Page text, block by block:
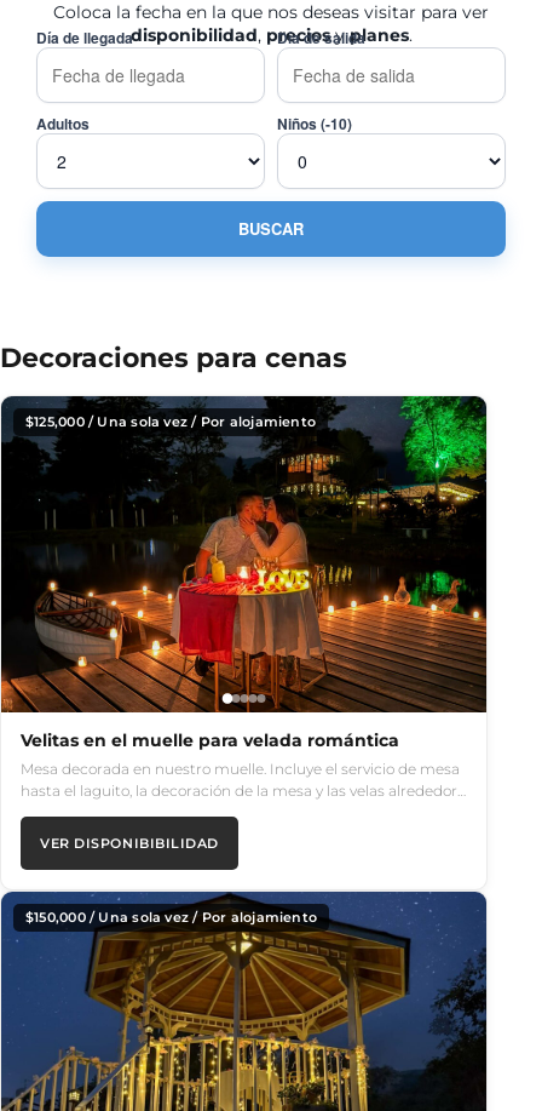
Coloca la fecha en la que nos deseas visitar para ver
disponibilidad, preciosyplanes.
Día de llegada Día de salida
Adultos Niños (-10)
Decoraciones para cenas
$125,000/ Una sola vez / Por alojamiento
Velitas en el muelle para velada romántica
Mesa decorada en nuestro muelle. Incluye el servicio de mesa
hasta el laguito, la decoración de la mesa y las velas alrededor…
VER DISPONIBIBILIDAD
$150,000/ Una sola vez / Por alojamiento